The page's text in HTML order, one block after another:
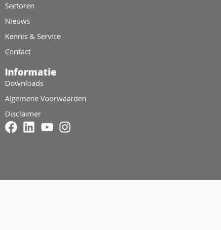
Informatie
Downloads
Algemene Voorwaarden
Disclaimer
Sectoren
Nieuws
Kennis & Service
Contact